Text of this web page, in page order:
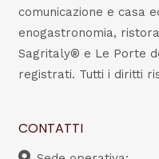
comunicazione e casa
enogastronomia,
Sagritaly® e Le Porte
registrati. Tutti i diritti
CONTATTI